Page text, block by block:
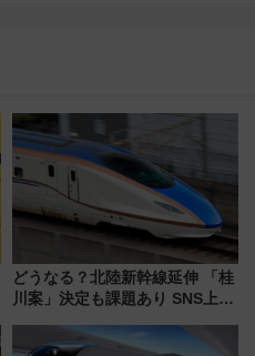
どうなる？北陸新幹線延伸 「桂
川案」決定も課題あり SNS上の